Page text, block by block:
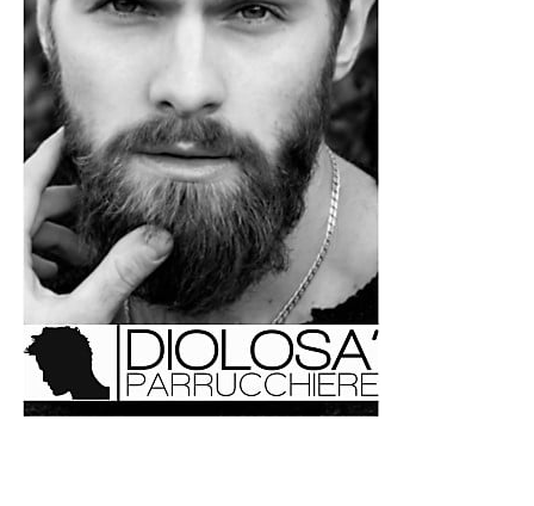
Ed è forse proprio questo il significato più profondo della
presenza dei biancavillesi a Messina: il rinnovo di un
legame che unisce da oltre quattro secoli le due
comunità. Un filo fatto di fede, memoria e tradizione che,
quest’anno più che mai, ha trovato espressione in una
celebrazione vissuta nel silenzio, nella preghiera e nella
solidarietà verso una città ferita.
© RIPRODUZIONE RISERVATA